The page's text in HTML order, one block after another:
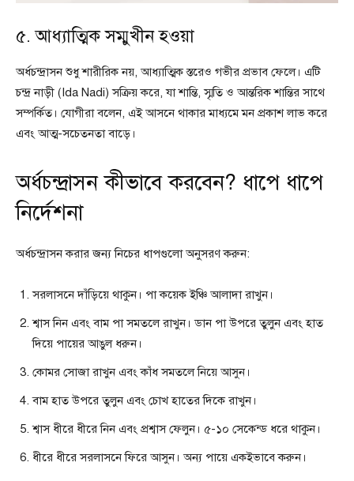
৫. আধ্যাত্মিক সম্মুখীন হওয়া
অর্ধচন্দ্রাসন শুধু শারীরিক নয়, আধ্যাত্মিক স্তরেও গভীর প্রভাব ফেলে। এটি
চন্দ্র নাড়ী (Ida Nadi) সক্রিয় করে, যা শান্তি, স্মৃতি ও আন্তরিক শান্তির সাথে
সম্পর্কিত। যোগীরা বলেন, এই আসনে থাকার মাধ্যমে মন প্রকাশ লাভ করে
এবং আত্ম-সচেতনতা বাড়ে।
অর্ধচন্দ্রাসন কীভাবে করবেন? ধাপে ধাপে
নির্দেশনা
অর্ধচন্দ্রাসন করার জন্য নিচের ধাপগুলো অনুসরণ করুন:
সরলাসনে দাঁড়িয়ে থাকুন। পা কয়েক ইঞ্চি আলাদা রাখুন।
শ্বাস নিন এবং বাম পা সমতলে রাখুন। ডান পা উপরে তুলুন এবং হাত
দিয়ে পায়ের আঙুল ধরুন।
কোমর সোজা রাখুন এবং কাঁধ সমতলে নিয়ে আসুন।
বাম হাত উপরে তুলুন এবং চোখ হাতের দিকে রাখুন।
শ্বাস ধীরে ধীরে নিন এবং প্রশ্বাস ফেলুন। ৫-১০ সেকেন্ড ধরে থাকুন।
ধীরে ধীরে সরলাসনে ফিরে আসুন। অন্য পায়ে একইভাবে করুন।